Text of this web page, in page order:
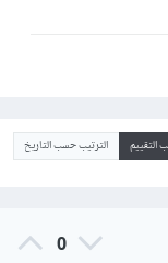
الترتيب حسب التاريخ
0